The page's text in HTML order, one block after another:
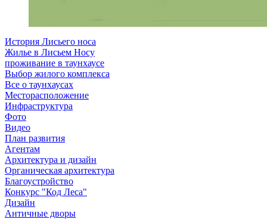
История Лисьего носа
Жилье в Лисьем Носу
проживание в таунхаусе
Выбор жилого комплекса
Все о таунхаусах
Месторасположение
Инфраструктура
Фото
Видео
План развития
Агентам
Архитектура и дизайн
Органическая архитектура
Благоустройство
Конкурс "Код Леса"
Дизайн
Античные дворы